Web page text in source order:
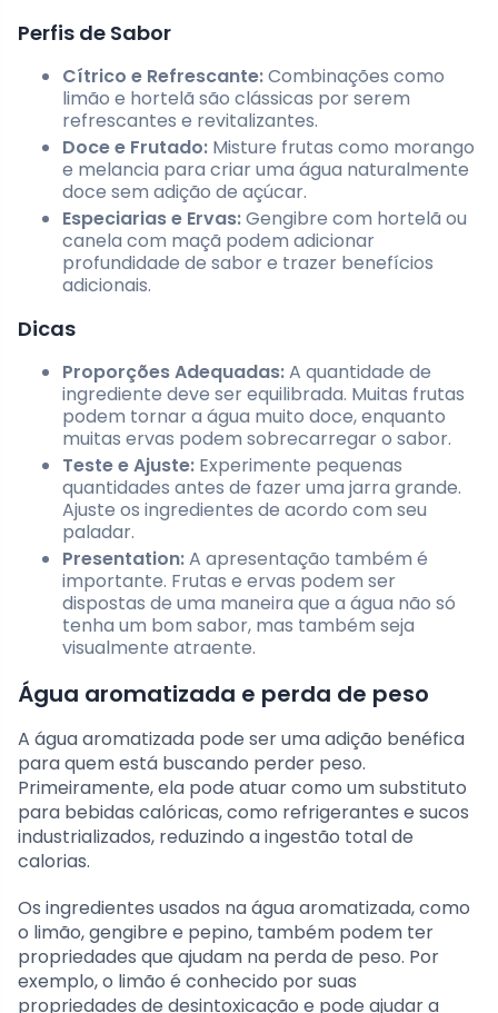
Perfis de Sabor
Cítrico e Refrescante:Combinações como
limão e hortelã são clássicas por serem
refrescantes e revitalizantes.
Doce e Frutado: Misture frutas como morango
e melancia para criar uma água naturalmente
doce sem adição de açúcar.
Especiarias e Ervas:Gengibre com hortelã ou
canela com maçã podem adicionar
profundidade de sabor e trazer benefícios
adicionais.
Dicas
Proporções Adequadas:A quantidade de
ingrediente deve ser equilibrada. Muitas frutas
podem tornar a água muito doce, enquanto
muitas ervas podem sobrecarregar o sabor.
Teste e Ajuste: Experimente pequenas
quantidades antes de fazer uma jarra grande.
Ajuste os ingredientes de acordo com seu
paladar.
Presentation:A apresentação também é
importante. Frutas e ervas podem ser
dispostas de uma maneira que a água não só
tenha um bom sabor, mas também seja
visualmente atraente.
Água aromatizada e perda de peso
A água aromatizada pode ser uma adição benéfica
para quem está buscando perder peso.
Primeiramente, ela pode atuar como um substituto
para bebidas calóricas, como refrigerantes e sucos
industrializados, reduzindo a ingestão total de
calorias.
Os ingredientes usados na água aromatizada, como
o limão, gengibre e pepino, também podem ter
propriedades que ajudam na perda de peso. Por
exemplo, o limão é conhecido por suas
propriedades de desintoxicação e pode ajudar a